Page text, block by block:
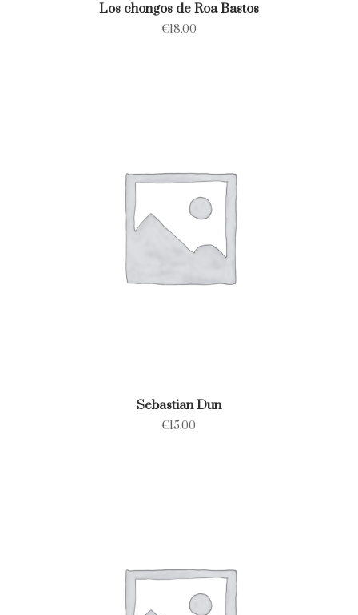
Los chongos de Roa Bastos
€18.00
Sebastian Dun
€15.00